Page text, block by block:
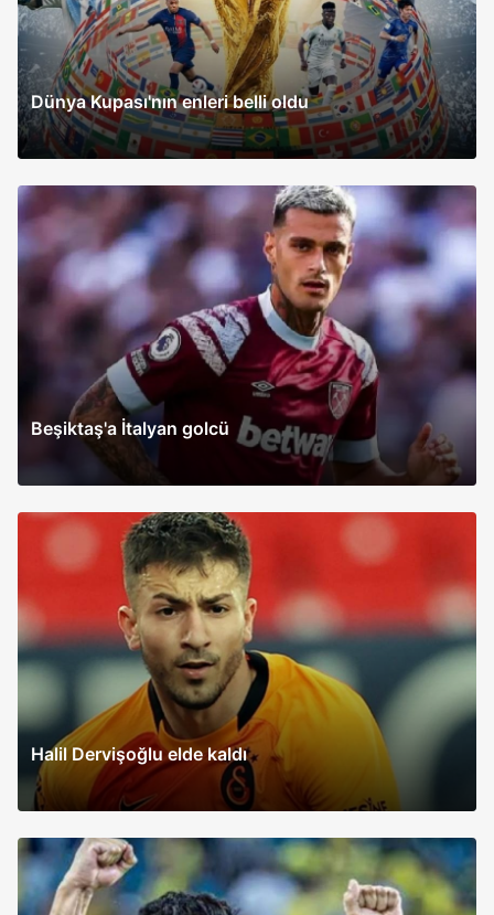
Dünya Kupası'nın enleri belli oldu
Beşiktaş'a İtalyan golcü
Halil Dervişoğlu elde kaldı